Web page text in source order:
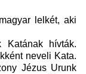
lelkét, aki
hívták.
neveli Kata.
Jézus Urunk